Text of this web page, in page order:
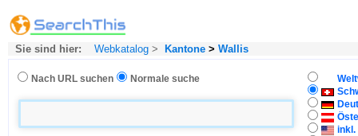
Sie sind hier: Webkatalog > Kantone > Wallis
Nach URL suchen Normale suche
inkl.